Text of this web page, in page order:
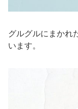
グルグルにまかれ
います。